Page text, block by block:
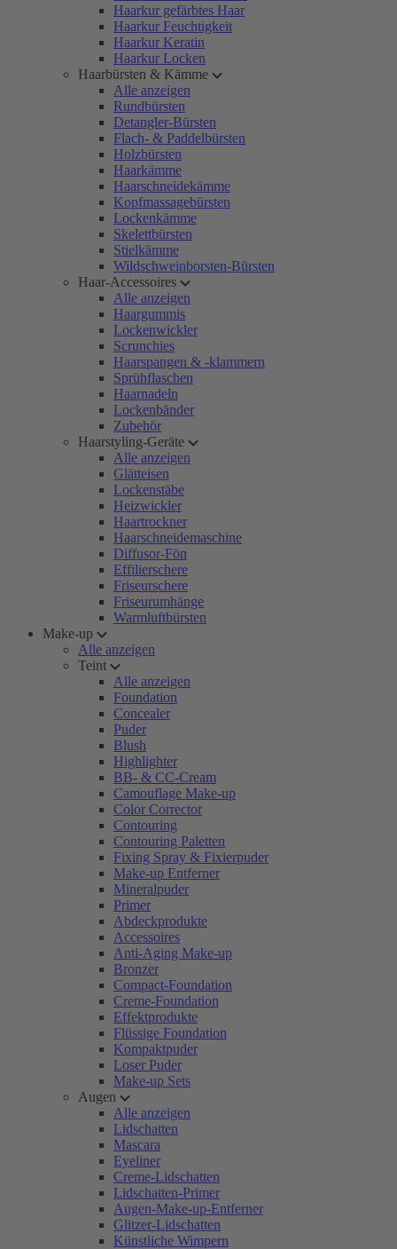
Haarkur gefärbtes Haar
Haarkur Feuchtigkeit
Haarkur Keratin
Haarkur Locken
Haarbürsten & Kämme
Alle anzeigen
Rundbürsten
Detangler-Bürsten
Flach- & Paddelbürsten
Holzbürsten
Haarkämme
Haarschneidekämme
Kopfmassagebürsten
Lockenkämme
Skelettbürsten
Stielkämme
Wildschweinborsten-Bürsten
Haar-Accessoires
Alle anzeigen
Haargummis
Lockenwickler
Scrunchies
Haarspangen & -klammern
Sprühflaschen
Haarnadeln
Lockenbänder
Zubehör
Haarstyling-Geräte
Alle anzeigen
Glätteisen
Lockenstäbe
Heizwickler
Haartrockner
Haarschneidemaschine
Diffusor-Fön
Effilierschere
Friseurschere
Friseurumhänge
Warmluftbürsten
Make-up
Alle anzeigen
Teint
Alle anzeigen
Foundation
Concealer
Puder
Blush
Highlighter
BB- & CC-Cream
Camouflage Make-up
Color Corrector
Contouring
Contouring Paletten
Fixing Spray & Fixierpuder
Make-up Entferner
Mineralpuder
Primer
Abdeckprodukte
Accessoires
Anti-Aging Make-up
Bronzer
Compact-Foundation
Creme-Foundation
Effektprodukte
Flüssige Foundation
Kompaktpuder
Loser Puder
Make-up Sets
Augen
Alle anzeigen
Lidschatten
Mascara
Eyeliner
Creme-Lidschatten
Lidschatten-Primer
Augen-Make-up-Entferner
Glitzer-Lidschatten
Künstliche Wimpern